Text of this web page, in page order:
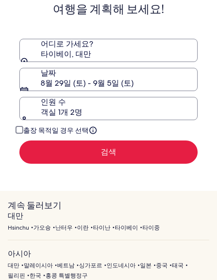
요
금
한
한
보
를
해
주
시
여행을 계획해 보세요!
어디로 가세요?
타이베이, 대만
날짜
8월 29일 (토) - 9월 5일 (토)
인원 수
객실 1개 2명
출장 목적일 경우 선택
검색
계속 둘러보기
대만
Hsinchu 가오슝 난터우 이란 타이난 타이베이 타이중
아시아
대만 말레이시아 베트남 싱가포르 인도네시아 일본 중국
태국
필리핀
한국 홍콩 특별행정구